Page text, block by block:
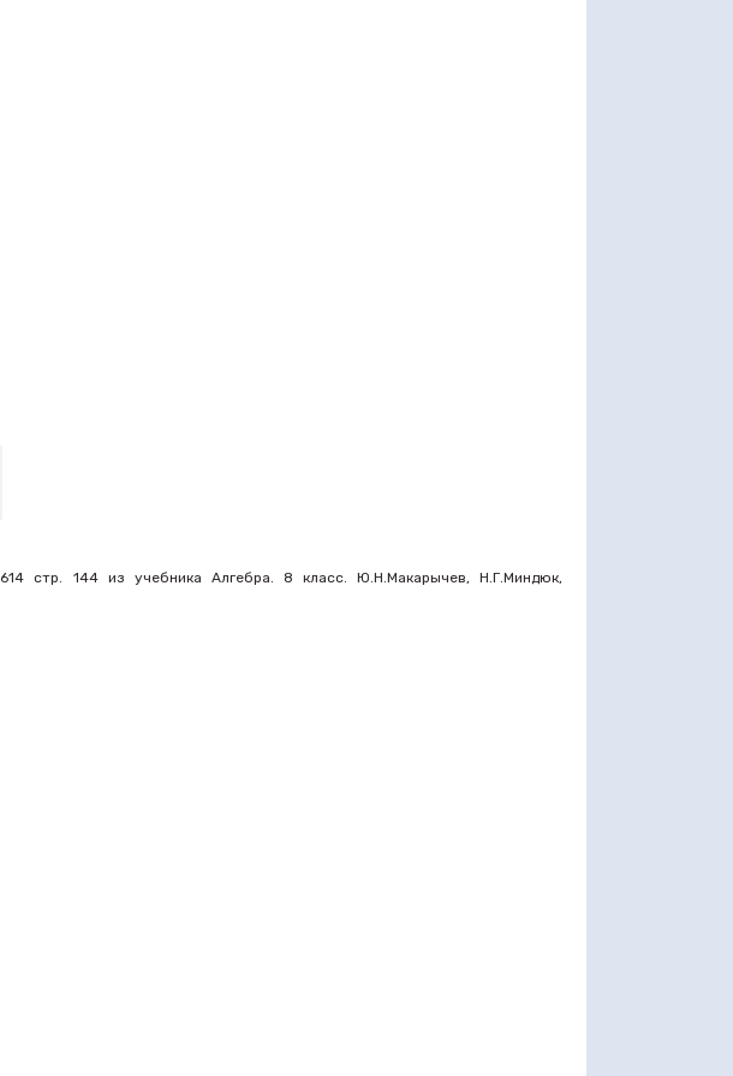
стр. 144 из учебника Алгебра. 8 класс. Ю.Н.Макарычев, Н.Г.Миндюк,